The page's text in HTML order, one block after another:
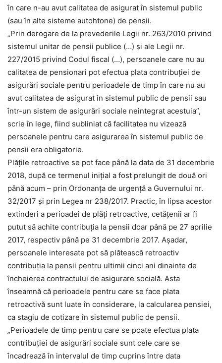
în care n-au avut calitatea de asigurat în sistemul public
(sau în alte sisteme autohtone) de pensii.
„Prin derogare de la prevederile Legii nr. 263/2010 privind
sistemul unitar de pensii publice (…) și ale Legii nr.
227/2015 privind Codul fiscal (…), persoanele care nu au
calitatea de pensionari pot efectua plata contribuției de
asigurări sociale pentru perioadele de timp în care nu au
avut calitatea de asigurat în sistemul public de pensii sau
într-un sistem de asigurări sociale neintegrat acestuia”,
scrie în lege, fiind subliniat că facilitatea nu vizează
persoanele pentru care asigurarea în sistemul public de
pensii era obligatorie.
Plățile retroactive se pot face până la data de 31 decembrie
2018, după ce termenul inițial a fost prelungit de două ori
până acum – prin Ordonanța de urgență a Guvernului nr.
32/2017 și prin Legea nr 238/2017. Practic, în lipsa acestor
extinderi a perioadei de plăți retroactive, cetățenii ar fi
putut să achite contribuția la pensii doar până pe 27 aprilie
2017, respectiv până pe 31 decembrie 2017. Așadar,
persoanele interesate pot să plătească retroactiv
contribuția la pensii pentru ultimii cinci ani dinainte de
încheierea contractului de asigurare socială. Asta
înseamnă că perioadele pentru care se face plata
retroactivă sunt luate în considerare, la calcularea pensiei,
ca stagiu de cotizare în sistemul public de pensii.
„Perioadele de timp pentru care se poate efectua plata
contribuției de asigurări sociale sunt cele care se
încadrează în intervalul de timp cuprins între data